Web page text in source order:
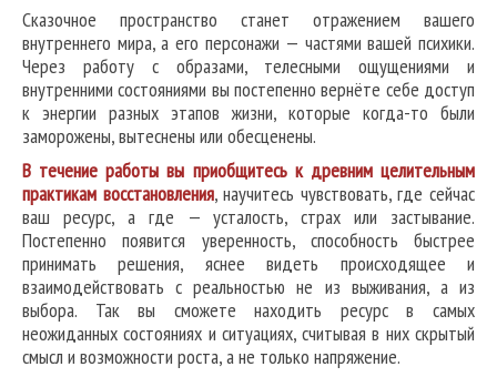
Сказочное пространство станет отражением вашего
внутреннего мира, а его персонажи — частями вашей психики.
Через работу с образами, телесными ощущениями и
внутренними состояниями вы постепенно вернёте себе доступ
к энергии разных этапов жизни, которые когда-то были
заморожены, вытеснены или обесценены.
В течение работы вы приобщитесь к древним целительным
практикам восстановления, научитесь чувствовать, где сейчас
ваш ресурс, а где — усталость, страх или застывание.
Постепенно появится уверенность, способность быстрее
принимать решения, яснее видеть происходящее и
взаимодействовать с реальностью не из выживания, а из
выбора. Так вы сможете находить ресурс в самых
неожиданных состояниях и ситуациях, считывая в них скрытый
смысл и возможности роста, а не только напряжение.